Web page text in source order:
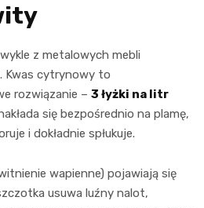
z metalowych mebli
Kwas cytrynowy to
rozwiązanie – 3 łyżki na litr
się bezpośrednio na plamę,
i dokładnie spłukuje.
wapienne) pojawiają się
usuwa luźny nalot,